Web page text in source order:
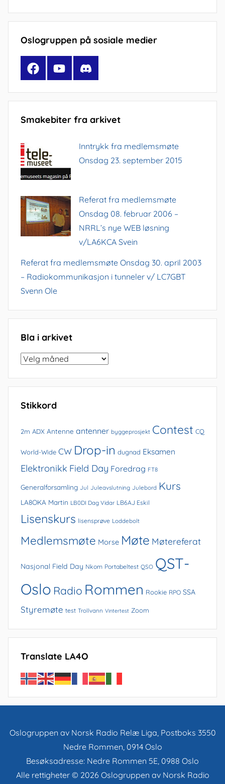
Oslogruppen på sosiale medier
FacebookYouTubeDiscord
Smakebiter fra arkivet
Inntrykk fra medlemsmøte
Onsdag 23. september 2015
Referat fra medlemsmøte
Onsdag 08. februar 2006 –
NRRL’s nye WEB løsning
v/LA6KCA Svein
Referat fra medlemsmøte Onsdag 30. april 2003
– Radiokommunikasjon i tunneler v/ LC7GBT
Svenn Ole
Bla i arkivet
Bla
arkivet
Stikkord
2m ADX Antenne antenner byggeprosjekt Contest CQ
World-Wide CW Drop-in dugnad Eksamen
Elektronikk Field Day Foredrag FT8
Generalforsamling Jul Juleavslutning Julebord Kurs
LA8OKA Martin LB0DI Dag Vidar LB6AJ Eskil
Lisenskurs lisensprøve Loddebolt
Medlemsmøte Morse Møte Møtereferat
Nasjonal Field Day Nkom Portabeltest QSO QST-
Oslo Radio Rommen Rookie RPO SSA
Styremøte test Trollvann Vintertest Zoom
Translate LA4O
Oslogruppen av Norsk Radio Relæ Liga, Postboks 3550
Nedre Rommen, 0914 Oslo
Besøksadresse: Nedre Rommen 5E, 0988 Oslo
Alle rettigheter © 2026 Oslogruppen av Norsk Radio